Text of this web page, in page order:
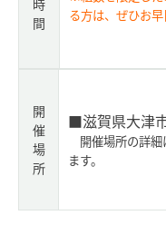
間
る方は、ぜひお早
開
催
場
所
■滋賀県大津
開催場所の詳細
ます。